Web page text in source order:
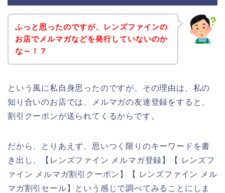
ふっと思ったのですが、レンズファインの
お店でメルマガなどを発行していないのか
な～！？
という風に私自身思ったのですが、その理由は、私の
知り合いのお店では、メルマガの友達登録をすると、
割引クーポンが送られてくるからです。
だから、とりあえず、思いつく限りのキーワードを書
き出し、【レンズファイン メルマガ登録】【 レンズフ
ァイン メルマガ割引クーポン】【 レンズファイン メル
マガ割引セール】という感じで調べてみることにしま